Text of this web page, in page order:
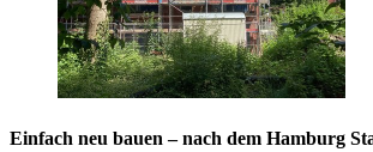
Einfach neu bauen – nach dem Hamburg